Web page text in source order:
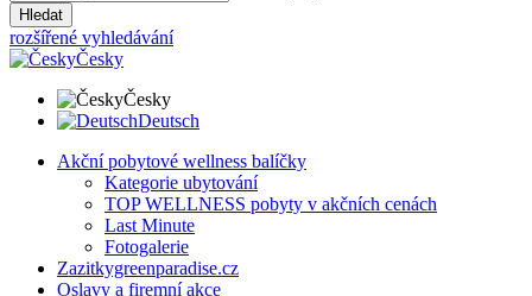
Hledat
rozšířené vyhledávání
Česky
Česky
Deutsch
Akční pobytové wellness balíčky
Kategorie ubytování
TOP WELLNESS pobyty v akčních cenách
Last Minute
Fotogalerie
Zazitkygreenparadise.cz
Oslavy a firemní akce